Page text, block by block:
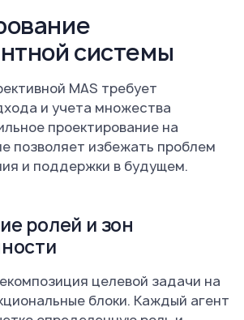
системы
MAS требует
и учета множества
проектирование на
позволяет избежать проблем
и поддержки в будущем.
ролей и зон
целевой задачи на
блоки. Каждый агент